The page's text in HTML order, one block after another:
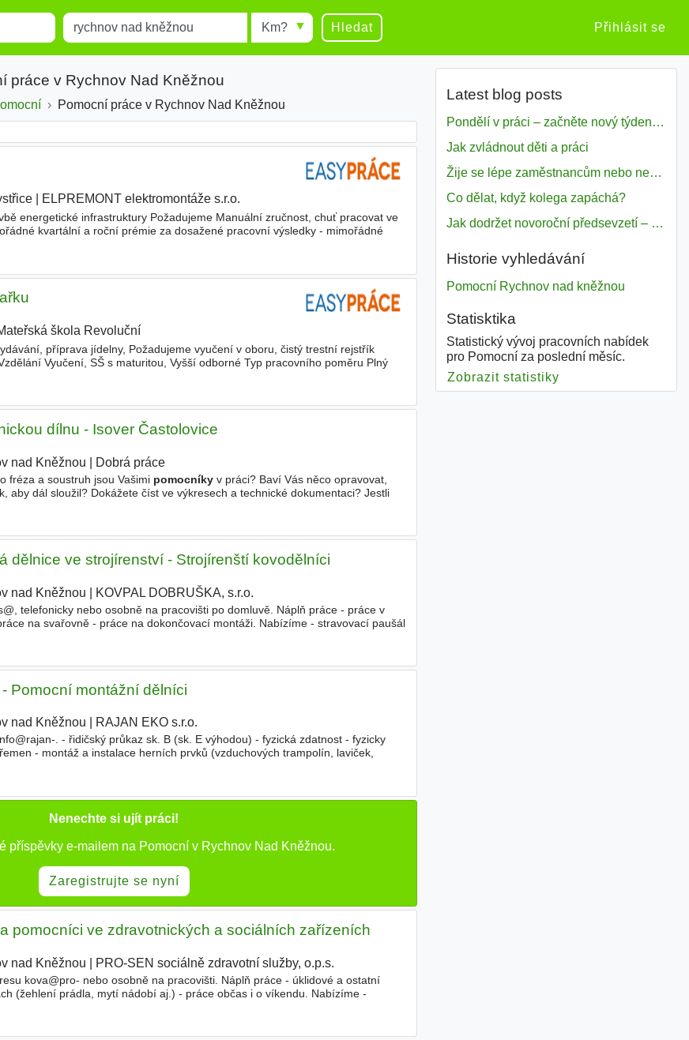
Místo Radius Hledat Přihlásit se
práce v Rychnov Nad Kněžnou
Pomocní práce v Rychnov Nad Kněžnou
ELPREMONT elektromontáže s.r.o.
energetické infrastruktury Požadujeme Manuální zručnost, chuť pracovat ve
kvartální a roční prémie za dosažené pracovní výsledky - mimořádné
škola Revoluční
příprava jídelny, Požadujeme vyučení v oboru, čistý trestní rejstřík
Vyučení, SŠ s maturitou, Vyšší odborné Typ pracovního poměru Plný
dílnu - Isover Častolovice
nad Kněžnou Dobrá práce
fréza a soustruh jsou Vašimi pomocníkyv práci? Baví Vás něco opravovat,
aby dál sloužil? Dokážete číst ve výkresech a technické dokumentaci? Jestli
dělnice ve strojírenství - Strojírenští kovodělníci
nad Kněžnou KOVPAL DOBRUŠKA, s.r.o.
telefonicky nebo osobně na pracovišti po domluvě. Náplň práce - práce v
na svařovně - práce na dokončovací montáži. Nabízíme - stravovací paušál
Pomocní montážní dělníci
nad Kněžnou RAJAN EKO s.r.o.
. - řidičský průkaz sk. B (sk. E výhodou) - fyzická zdatnost - fyzicky
- montáž a instalace herních prvků (vzduchových trampolín, laviček,
Nenechte si ujít práci!
příspěvky e-mailem na Pomocní v Rychnov Nad Kněžnou.
Zaregistrujte se nyní
pomocníci ve zdravotnických a sociálních zařízeních
nad Kněžnou PRO-SEN sociálně zdravotní služby, o.p.s.
kova@pro- nebo osobně na pracovišti. Náplň práce - úklidové a ostatní
(žehlení prádla, mytí nádobí aj.) - práce občas i o víkendu. Nabízíme -
Latest blog posts
Pondělí v práci – začněte nový týden s motivací
Jak zvládnout děti a práci
Žije se lépe zaměstnancům nebo nezavislým pracovníkům
Co dělat, když kolega zapáchá?
Jak dodržet novoroční předsevzetí – naše tipy pro dobrý začátek roku 2018
Historie vyhledávání
Pomocní Rychnov nad kněžnou
Statisktika
Statistický vývoj pracovních nabídek
pro Pomocní za poslední měsíc.
Zobrazit statistiky